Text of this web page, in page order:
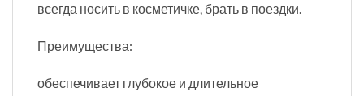
всегда носить в косметичке, брать в поездки.
Преимущества:
обеспечивает глубокое и длительное